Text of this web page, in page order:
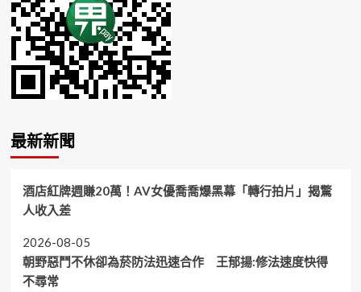
最新新聞
酒店紅牌週賺20萬！AV女優喬喬爆黑幕「轉行拍片」揭驚
人收入差
2026-08-05
朝野惡鬥不休卻為菸防法迅速合作 王郁揚:修法速度快得
不尋常